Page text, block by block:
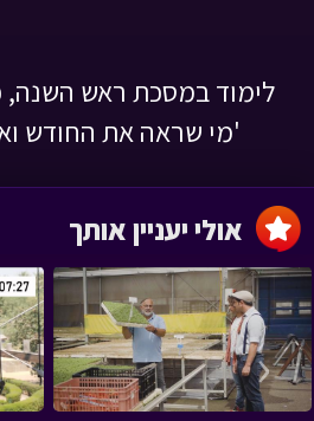
לימוד במסכת ראש
'מי שראה את החודש
‹